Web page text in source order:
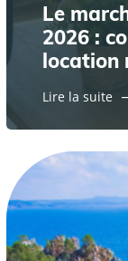
Le
2026 :
location
Lire la suite